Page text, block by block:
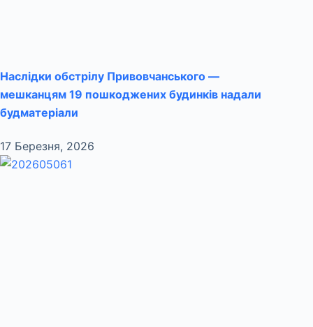
Наслідки обстрілу Привовчанського —
мешканцям 19 пошкоджених будинків надали
будматеріали
17 Березня, 2026